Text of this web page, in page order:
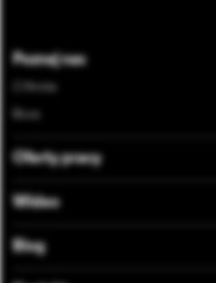
Bottom footer menu
Poznaj nas
Oferty pracy
Wideo
Blog